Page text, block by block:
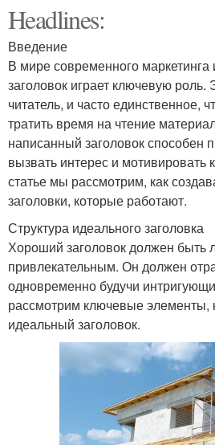
Headlines:
Введение
В мире современного маркетинга
заголовок играет ключевую роль.
читатель, и часто единственное,
тратить время на чтение
написанный заголовок способен
вызвать интерес и мотивировать
статье мы рассмотрим, как
заголовки, которые работают.
Структура идеального заголовка
Хороший заголовок должен быть
привлекательным. Он должен
одновременно будучи
рассмотрим ключевые элементы,
идеальный заголовок.